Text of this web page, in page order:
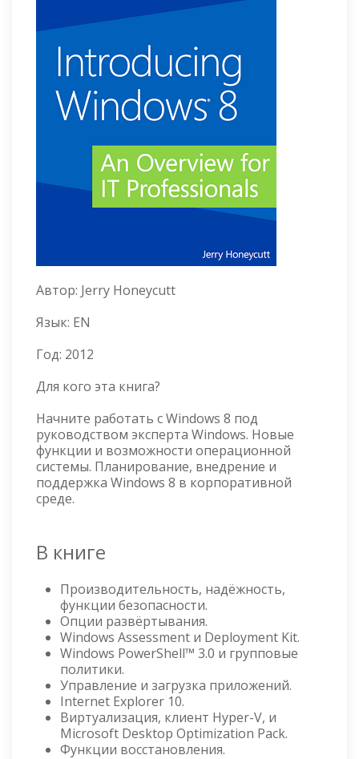
Автор: Jerry Honeycutt
Язык: EN
Год: 2012
Для кого эта книга?
Начните работать с Windows 8 под
руководством эксперта Windows. Новые
функции и возможности операционной
системы. Планирование, внедрение и
поддержка Windows 8 в корпоративной
среде.
В книге
Производительность, надёжность,
функции безопасности.
Опции развёртывания.
Windows Assessment и Deployment Kit.
Windows PowerShell™ 3.0 и групповые
политики.
Управление и загрузка приложений.
Internet Explorer 10.
Виртуализация, клиент Hyper-V, и
Microsoft Desktop Optimization Pack.
Функции восстановления.